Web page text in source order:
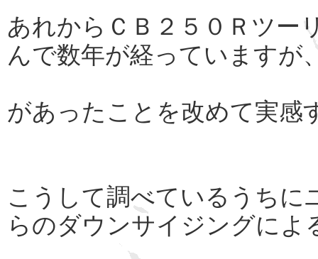
あれからＣＢ２５０Ｒツー
んで数年が経っていますが
があったことを改めて実感
こうして調べているうちに
らのダウンサイジングによ